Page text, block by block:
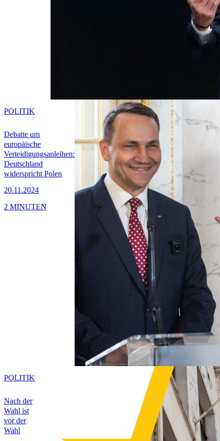
Debatte um
europäische
Verteidigungsanleihen:
Deutschland
widerspricht Polen
20.11.2024
POLITIK
2 MINUTEN
Nach der
Wahl ist
vor der
Wahl
POLITIK